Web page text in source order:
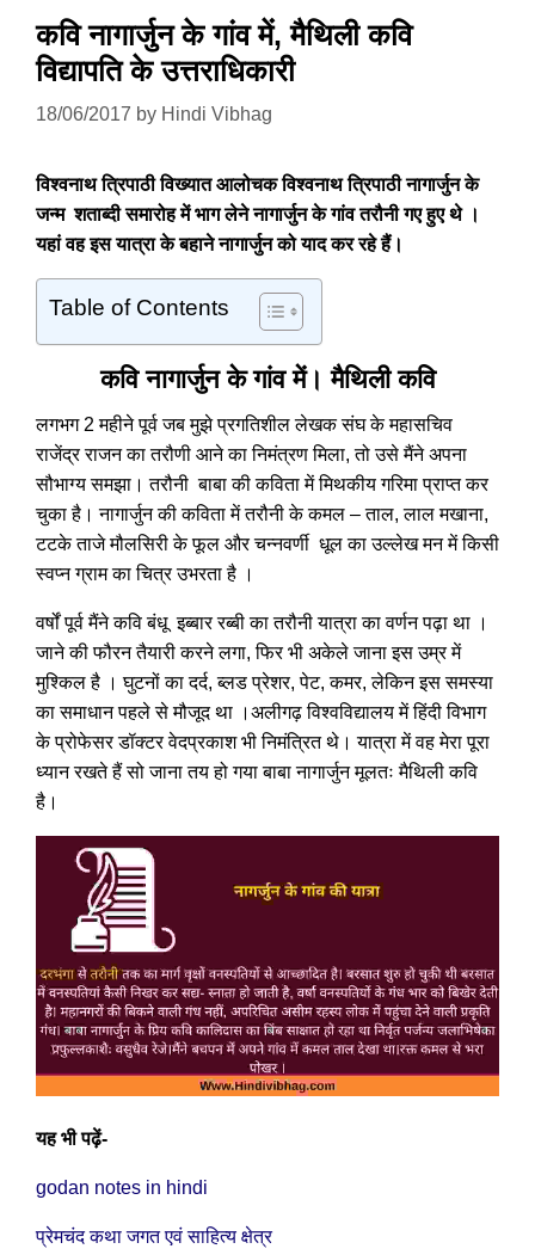
कवि नागार्जुन के गांव में, मैथिली कवि
विद्यापति के उत्तराधिकारी
18/06/2017 by Hindi Vibhag
विश्वनाथ त्रिपाठी विख्यात आलोचक विश्वनाथ त्रिपाठी नागार्जुन के
जन्म शताब्दी समारोह में भाग लेने नागार्जुन के गांव तरौनी गए हुए थे ।
यहां वह इस यात्रा के बहाने नागार्जुन को याद कर रहे हैं।
Table of Contents
कवि नागार्जुन के गांव में। मैथिली कवि
लगभग 2 महीने पूर्व जब मुझे प्रगतिशील लेखक संघ के महासचिव
राजेंद्र राजन का तरौणी आने का निमंत्रण मिला, तो उसे मैंने अपना
सौभाग्य समझा। तरौनी बाबा की कविता में मिथकीय गरिमा प्राप्त कर
चुका है। नागार्जुन की कविता में तरौनी के कमल – ताल, लाल मखाना,
टटके ताजे मौलसिरी के फूल और चन्नवर्णी धूल का उल्लेख मन में किसी
स्वप्न ग्राम का चित्र उभरता है ।
वर्षों पूर्व मैंने कवि बंधू इब्बार रब्बी का तरौनी यात्रा का वर्णन पढ़ा था ।
जाने की फौरन तैयारी करने लगा, फिर भी अकेले जाना इस उम्र में
मुश्किल है । घुटनों का दर्द, ब्लड प्रेशर, पेट, कमर, लेकिन इस समस्या
का समाधान पहले से मौजूद था ।अलीगढ़ विश्वविद्यालय में हिंदी विभाग
के प्रोफेसर डॉक्टर वेदप्रकाश भी निमंत्रित थे। यात्रा में वह मेरा पूरा
ध्यान रखते हैं सो जाना तय हो गया बाबा नागार्जुन मूलतः मैथिली कवि
है।
यह भी पढ़ें-
godan notes in hindi
प्रेमचंद कथा जगत एवं साहित्य क्षेत्र